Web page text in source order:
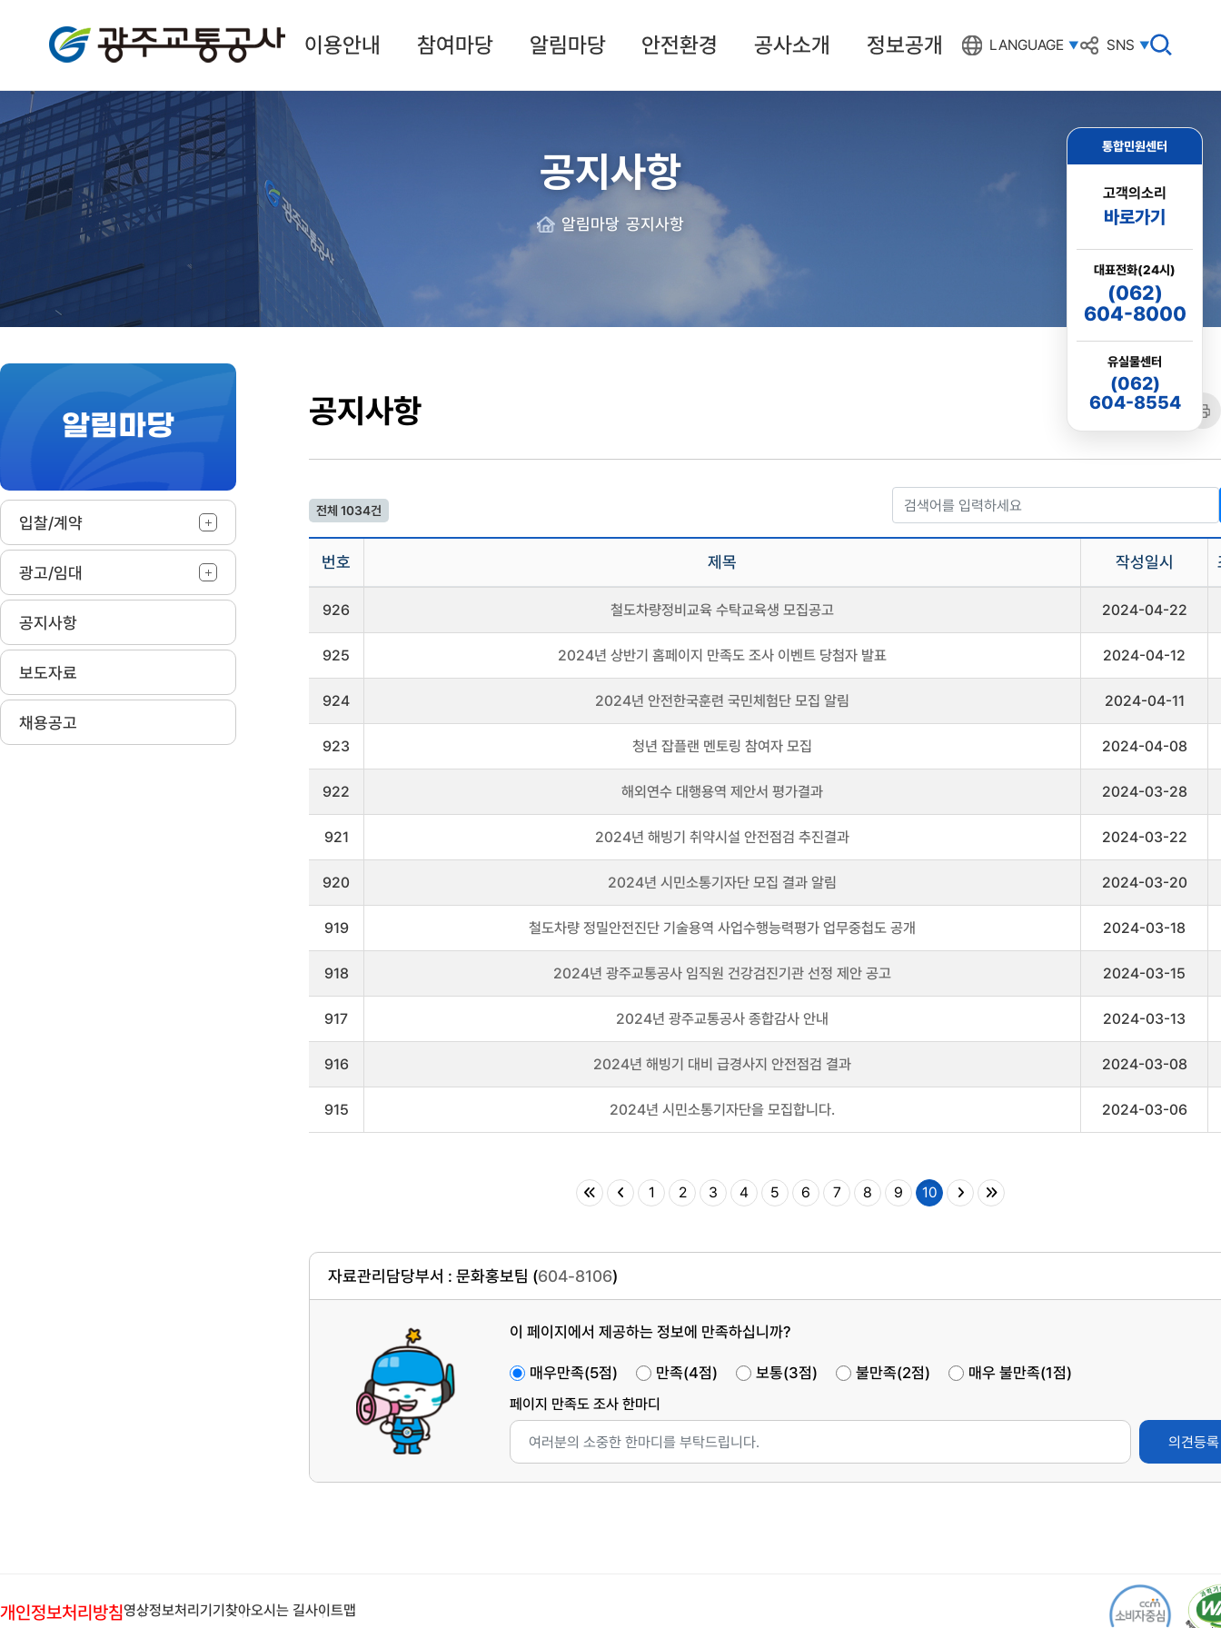
광주교통공사
이용안내 참여마당 알림마당 안전환경 공사소개 정보공개 LANGUAGE SNS
검
색
열
통합민원센터
고객의소리
바로가기
대표전화(24시)
(062)
604-8000
유실물센터
(062)
604-8554
공지사항
알림마당 공지사항
공유
링크
프린
트
알림마당
입찰/계약
광고/임대
공지사항
보도자료
채용공고
본
공지사항
전체 1034건
사
시
트
타
번호 제목 작성일시
926 철도차량정비교육 수탁교육생 모집공고 2024-04-22
925 2024년 상반기 홈페이지 만족도 조사 이벤트 당첨자 발표 2024-04-12
924 2024년 안전한국훈련 국민체험단 모집 알림 2024-04-11
923 청년 잡플랜 멘토링 참여자 모집 2024-04-08
922 해외연수 대행용역 제안서 평가결과 2024-03-28
921 2024년 해빙기 취약시설 안전점검 추진결과 2024-03-22
920 2024년 시민소통기자단 모집 결과 알림 2024-03-20
919 철도차량 정밀안전진단 기술용역 사업수행능력평가 업무중첩도 공개 2024-03-18
918 2024년 광주교통공사 임직원 건강검진기관 선정 제안 공고 2024-03-15
917 2024년 광주교통공사 종합감사 안내 2024-03-13
916 2024년 해빙기 대비 급경사지 안전점검 결과 2024-03-08
915 2024년 시민소통기자단을 모집합니다. 2024-03-06
1 2 3 4 5 6 7 8 9 10
자료관리담당부서 : 문화홍보팀 (604-8106)
이 페이지에서 제공하는 정보에 만족하십니까?
매우만족(5점) 만족(4점) 보통(3점) 불만족(2점) 매우 불만족(1점)
페이지 만족도 조사 한마디
의견등록
개인정보처리방침영상정보처리기기찾아오시는 길사이트맵